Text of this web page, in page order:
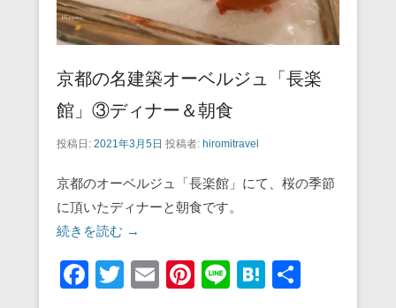
京都の名建築オーベルジュ「長楽
館」③ディナー＆朝食
投稿日: 2021年3月5日 投稿者: hiromitravel
京都のオーベルジュ「長楽館」にて、桜の季節
に頂いたディナーと朝食です。
続きを読む →
F
T
E
Pi
Li
H